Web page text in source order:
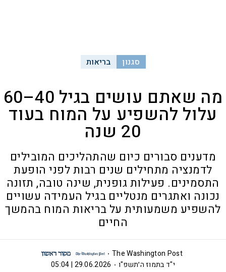
סגנון בריאות
מה שאתם עושים בגיל 40–60
עלול להשפיע על המוח בעוד
20 שנה
מדענים סבורים כיום שהתהליכים המובילים
לדמנציה מתחילים שנים רבות לפני הופעת
התסמינים. פעילות גופנית, שינה טובה, תזונה
נכונה ואתגרים מנטליים בגיל העמידה עשויים
להשפיע משמעותית על בריאות המוח בהמשך
החיים
The Washington Post
י"ד בתמוז ה׳תשפ"ו
29.06.2026 | 05:04